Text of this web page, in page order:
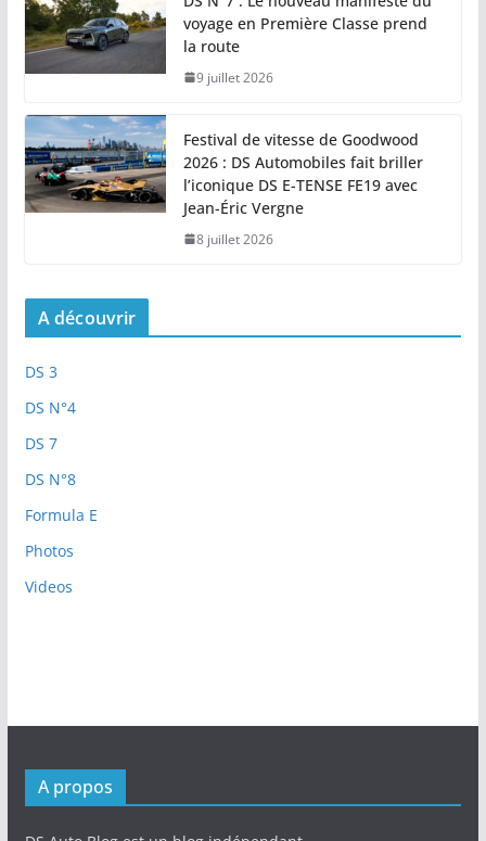
voyage en Première Classe prend
la route
9 juillet 2026
Festival de vitesse de Goodwood
2026 : DS Automobiles fait briller
l’iconique DS E-TENSE FE19 avec
Jean-Éric Vergne
8 juillet 2026
A découvrir
DS 3
DS N°4
DS 7
DS N°8
Formula E
Photos
Videos
A propos